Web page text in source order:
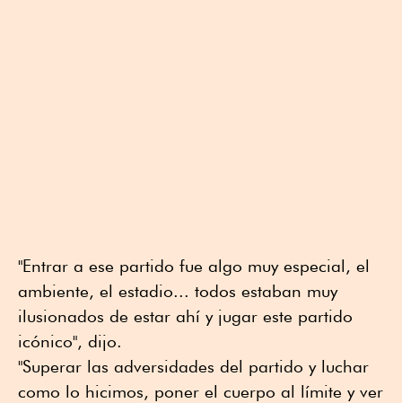
"Entrar a ese partido fue algo muy especial, el
ambiente, el estadio... todos estaban muy
ilusionados de estar ahí y jugar este partido
icónico", dijo.
"Superar las adversidades del partido y luchar
como lo hicimos, poner el cuerpo al límite y ver